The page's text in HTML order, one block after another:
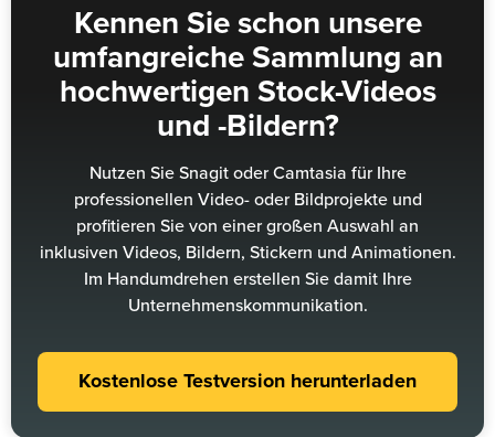
Kennen Sie schon unsere
umfangreiche Sammlung an
hochwertigen Stock-Videos
und -Bildern?
Nutzen Sie Snagit oder Camtasia für Ihre
professionellen Video- oder Bildprojekte und
profitieren Sie von einer großen Auswahl an
inklusiven Videos, Bildern, Stickern und Animationen.
Im Handumdrehen erstellen Sie damit Ihre
Unternehmenskommunikation.
Kostenlose Testversion herunterladen